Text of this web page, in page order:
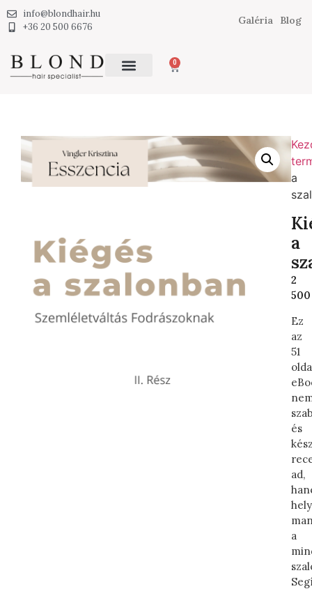
info@blondhair.hu
+36 20 500 6676
Galéria Blog
0
a
a
2
Ez
az
51
és
ad,
a